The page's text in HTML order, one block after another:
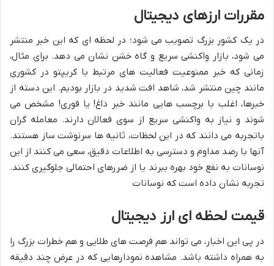
مقررات ارزهای دیجیتال
در یک کشور بزرگ تصویب می شود؛ در لحظه ای که این خبر منتشر
می شود، بازار واکنشی سریع و گاه خشن نشان می دهد. برای مثال،
زمانی که خبر ممنوعیت فعالیت های مرتبط با کریپتو در کشوری
مانند چین منتشر شد، شاهد افت شدید در بازار بودیم. این دسته از
خبرها، اغلب با برچسب هایی مانند خبر داغ! یا فوری! مشخص می
شوند و نیاز به واکنشی سریع از سوی فعالان دارند. معامله گران
باتجربه می دانند که در این لحظات، ثانیه ها سرنوشت ساز هستند.
آنها با رصد مداوم و دسترسی به اطلاعات دقیق، سعی می کنند از این
نوسانات به نفع خود بهره ببرند یا از ضررهای احتمالی جلوگیری کنند.
تجربه نشان داده است که نوسانات
قیمت لحظه ای ارز دیجیتال
در پی این اخبار، می تواند هم فرصت های طلایی و هم خطرات بزرگ را
به همراه داشته باشد. مشاهده نمودارهایی که در عرض چند دقیقه